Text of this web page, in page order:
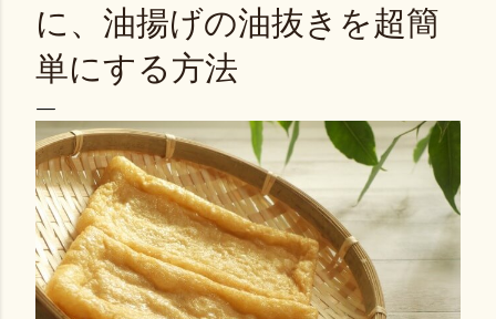
に、油揚げの油抜きを超簡
単にする方法